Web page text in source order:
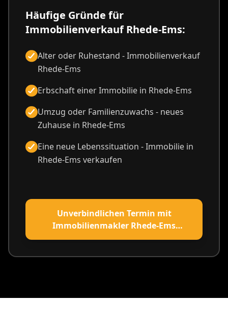
Häufige Gründe für
Immobilienverkauf Rhede-Ems:
Alter oder Ruhestand - Immobilienverkauf
Rhede-Ems
Erbschaft einer Immobilie in Rhede-Ems
Umzug oder Familienzuwachs - neues
Zuhause in Rhede-Ems
Eine neue Lebenssituation - Immobilie in
Rhede-Ems verkaufen
Unverbindlichen Termin mit
Immobilienmakler Rhede-Ems
vereinbaren